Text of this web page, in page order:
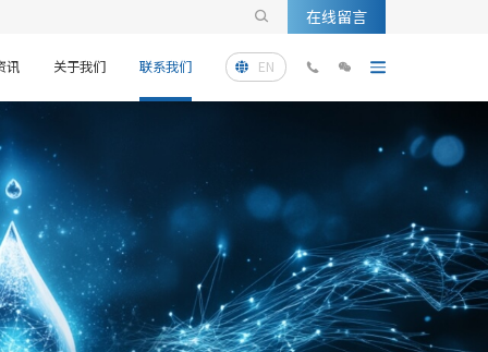
 在线留言
讯 关于我们 联系我们  EN  